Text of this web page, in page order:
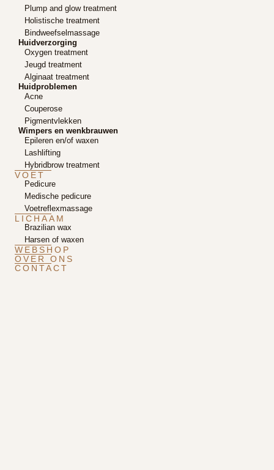
Plump and glow treatment
Holistische treatment
Bindweefselmassage
Huidverzorging
Oxygen treatment
Jeugd treatment
Alginaat treatment
Huidproblemen
Acne
Couperose
Pigmentvlekken
Wimpers en wenkbrauwen
Epileren en/of waxen
Lashlifting
Hybridbrow treatment
VOET
Pedicure
Medische pedicure
Voetreflexmassage
LICHAAM
Brazilian wax
Harsen of waxen
WEBSHOP
OVER ONS
CONTACT